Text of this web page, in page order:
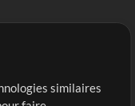
similaires